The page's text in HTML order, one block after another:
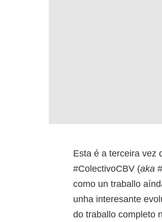
Esta é a terceira vez
#ColectivoCBV (aka
como un traballo
unha interesante
do traballo completo